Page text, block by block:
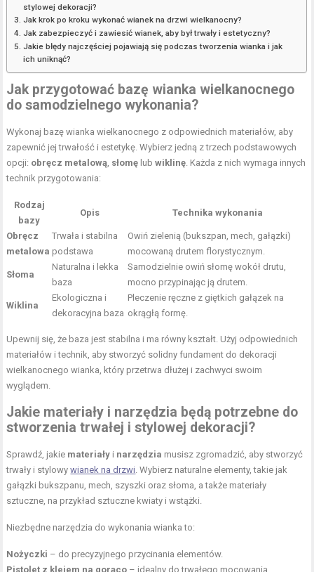
stylowej dekoracji?
Jak krok po kroku wykonać wianek na drzwi wielkanocny?
Jak zabezpieczyć i zawiesić wianek, aby był trwały i estetyczny?
Jakie błędy najczęściej pojawiają się podczas tworzenia wianka i jak
ich uniknąć?
Jak przygotować bazę wianka wielkanocnego
do samodzielnego wykonania?
Wykonaj bazę wianka wielkanocnego z odpowiednich materiałów, aby
zapewnić jej trwałość i estetykę. Wybierz jedną z trzech podstawowych
opcji: obręcz metalową słomę lubwiklinę . Każda z nich wymaga innych
technik przygotowania:
Rodzaj
bazy
Opis Technika wykonania
Obręcz
metalowa
Trwała i stabilna
podstawa
Owiń zielenią (bukszpan, mech, gałązki)
mocowaną drutem florystycznym.
Słoma
Naturalna i lekka
baza
Samodzielnie owiń słomę wokół drutu,
mocno przypinając ją drutem.
Wiklina
Ekologiczna i
dekoracyjna baza
Pleczenie ręczne z giętkich gałązek na
okrągłą formę.
Upewnij się, że baza jest stabilna i ma równy kształt. Użyj odpowiednich
materiałów i technik, aby stworzyć solidny fundament do dekoracji
wielkanocnego wianka, który przetrwa dłużej i zachwyci swoim
wyglądem.
Jakie materiały i narzędzia będą potrzebne do
stworzenia trwałej i stylowej dekoracji?
Sprawdź, jakie materiały i narzędzia musisz zgromadzić, aby stworzyć
trwały i stylowywianek na drzwi . Wybierz naturalne elementy, takie jak
gałązki bukszpanu, mech, szyszki oraz słoma, a także materiały
sztuczne, na przykład sztuczne kwiaty i wstążki.
Niezbędne narzędzia do wykonania wianka to:
Nożyczki – do precyzyjnego przycinania elementów.
Pistolet z klejem na gorąco – idealny do trwałego mocowania